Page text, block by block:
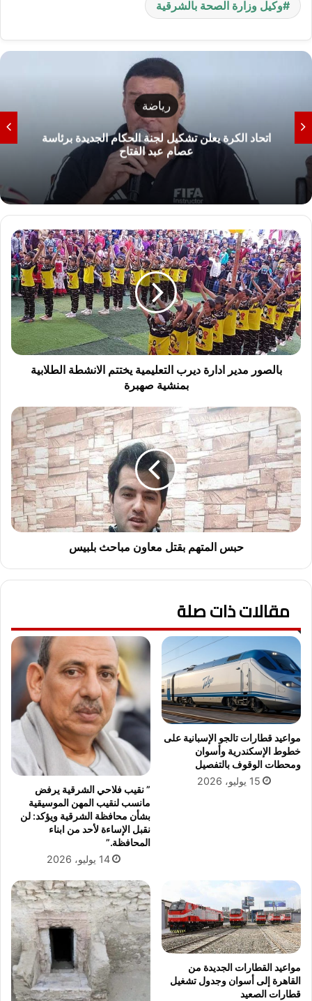
وكيل وزارة الصحة بالشرقية
رياضة
اتحاد الكرة يعلن تشكيل لجنة الحكام الجديدة برئاسة
عصام عبد الفتاح
بالصور
مدير
ادارة
ديرب
التعليمية
يختتم
الانشطة
الطلابية
بمنشية
صهبرةبالصور مدير ادارة ديرب التعليمية يختتم الانشطة الطلابية
بمنشية صهبرة
حبس
المتهم
بقتل
معاون
مباحث
بلبيس
حبس المتهم بقتل معاون مباحث بلبيس
مقالات ذات صلة
مواعيد قطارات تالجو الإسبانية على
خطوط الإسكندرية وأسوان
ومحطات الوقوف بالتفصيل
15 يوليو، 2026
” نقيب فلاحي الشرقية يرفض
مانسب لنقيب المهن الموسيقية
بشأن محافظة الشرقية ويؤكد: لن
نقبل الإساءة لأحد من ابناء
المحافظة.”
14 يوليو، 2026
مواعيد القطارات الجديدة من
القاهرة إلى أسوان وجدول تشغيل
قطارات الصعيد